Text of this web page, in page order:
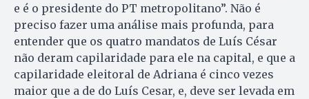
e é o presidente do PT metropolitano”. Não é
preciso fazer uma análise mais profunda, para
entender que os quatro mandatos de Luís César
não deram capilaridade para ele na capital, e que a
capilaridade eleitoral de Adriana é cinco vezes
maior que a de do Luís Cesar, e, deve ser levada em